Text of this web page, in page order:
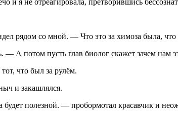
рядом со мной. — Что это за химоза была, что
А потом пусть глав биолог скажет зачем нам
что был за рулём.
и закашлялся.
полезной. — пробормотал красавчик и